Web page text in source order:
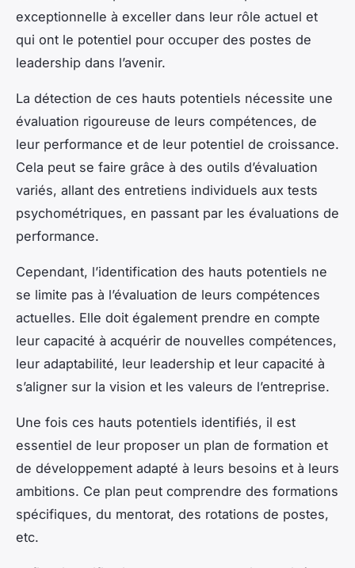
exceptionnelle à exceller dans leur rôle actuel et
qui ont le potentiel pour occuper des postes de
leadership dans l’avenir.
La détection de ces hauts potentiels nécessite une
évaluation rigoureuse de leurs compétences, de
leur performance et de leur potentiel de croissance.
Cela peut se faire grâce à des outils d’évaluation
variés, allant des entretiens individuels aux tests
psychométriques, en passant par les évaluations de
performance.
Cependant, l’identification des hauts potentiels ne
se limite pas à l’évaluation de leurs compétences
actuelles. Elle doit également prendre en compte
leur capacité à acquérir de nouvelles compétences,
leur adaptabilité, leur leadership et leur capacité à
s’aligner sur la vision et les valeurs de l’entreprise.
Une fois ces hauts potentiels identifiés, il est
essentiel de leur proposer un plan de formation et
de développement adapté à leurs besoins et à leurs
ambitions. Ce plan peut comprendre des formations
spécifiques, du mentorat, des rotations de postes,
etc.